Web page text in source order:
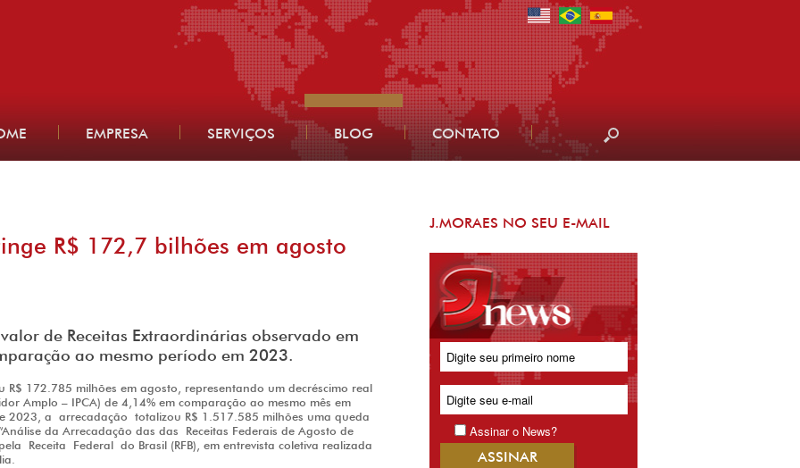
EMPRESA SERVIÇOS BLOG CONTATO
R$ 172,7 bilhões em agosto
de Receitas Extraordinárias observado em
ao mesmo período em 2023.
R$ 172.785 milhões em agosto, representando um decréscimo real
Amplo – IPCA) de 4,14% em comparação ao mesmo mês em
2023, a arrecadação totalizou R$ 1.517.585 milhões uma queda
da Arrecadação das das Receitas Federais de Agosto de
Receita Federal do Brasil (RFB), em entrevista coletiva realizada
J.MORAES NO SEU E-MAIL
Assinar o News?